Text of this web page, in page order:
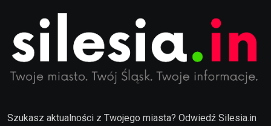
Szukasz aktualności z Twojego miasta? Odwiedź Silesia.in